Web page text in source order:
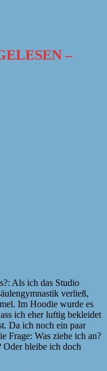
–
Als ich das Studio
verließ,
Im Hoodie wurde es
ich eher luftig bekleidet
Da ich noch ein paar
Frage: Was ziehe ich an?
bleibe ich doch